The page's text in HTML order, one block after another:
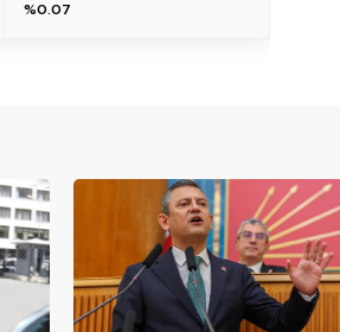
%0.07